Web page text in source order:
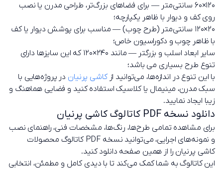
12۰×60 سانتی‌متر — برای فضاهای بزرگ‌تر، طراحی مدرن یا نصب
روی کف و دیوار با ظاهر یکپارچه؛
۲۰×۱۲۰ سانتی‌متر (طرح چوب) — مناسب برای پوشش دیوار یا کف
با ظاهر چوب و دکوراسیون خاص؛
سایر ابعاد اسلب و بزرگتر — مانند 24۰×۱2۰ که این سایزها دارای
تنوع طرح بسیاری می باشد؛
با این تنوع در اندازه‌ها، می‌توانید ازکاشی پرنیان در پروژه‌هایی با
سبک مدرن، مینیمال یا کلاسیک استفاده کنید و فضایی هماهنگ و
زیبا ایجاد نمایید.
دانلود نسخه PDF کاتالوگ کاشی پرنیان
برای مشاهده تمامی طرح‌ها، رنگ‌ها، مشخصات فنی، راهنمای نصب
و نمونه‌های اجرایی، می‌توانید نسخه PDF کاتالوگ محصولات
کاشی پرنیان را از همین صفحه دانلود کنید.
این کاتالوگ به شما کمک می‌کند تا با دیدی کامل و مطمئن، انتخابی